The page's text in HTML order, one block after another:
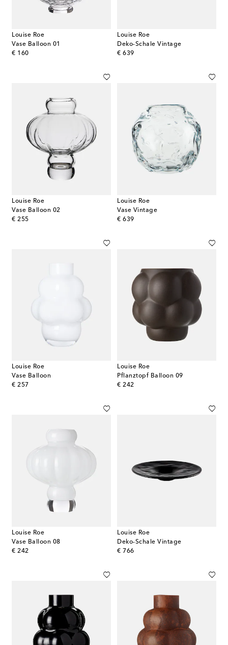
Louise Roe
Vase Balloon 01
€ 160
original price
Louise Roe
Deko-Schale Vintage
€ 639
original price
Louise Roe
Vase Balloon 02
€ 255
original price
Louise Roe
Vase Vintage
€ 639
original price
Louise Roe
Vase Balloon
€ 257
original price
Louise Roe
Pflanztopf Balloon 09
€ 242
original price
Louise Roe
Vase Balloon 08
€ 242
original price
Louise Roe
Deko-Schale Vintage
€ 766
original price